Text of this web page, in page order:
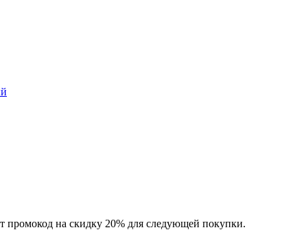
промокод на скидку 20% для следующей покупки.